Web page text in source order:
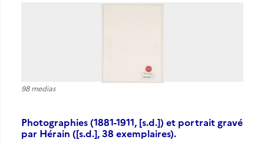
98 medias
Photographies (1881-1911, [s.d.]) et portrait gravé
par Hérain ([s.d.], 38 exemplaires).